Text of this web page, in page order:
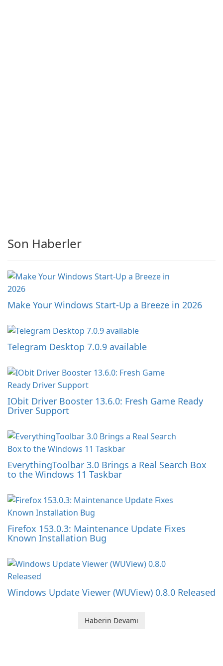
Son Haberler
Make Your Windows Start-Up a Breeze in 2026
Telegram Desktop 7.0.9 available
IObit Driver Booster 13.6.0: Fresh Game Ready
Driver Support
EverythingToolbar 3.0 Brings a Real Search Box
to the Windows 11 Taskbar
Firefox 153.0.3: Maintenance Update Fixes
Known Installation Bug
Windows Update Viewer (WUView) 0.8.0 Released
Haberin Devamı